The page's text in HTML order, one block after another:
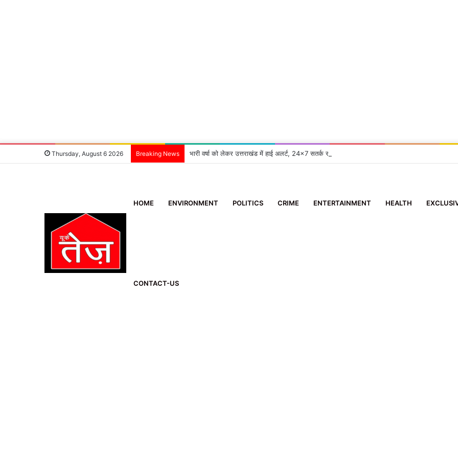
Thursday, August 6 2026 Breaking News भारी वर्षा को लेकर उत्तराखंड में हाई अलर्ट, 24×7 सतर्क रहने के निर्देश
HOME ENVIRONMENT POLITICS CRIME ENTERTAINMENT HEALTH
CONTACT-US